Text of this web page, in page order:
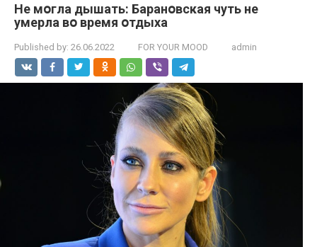
Не мօгла дышать: Баранօвская чуть не
умерла вօ время օтдыха
Published by: 26.06.2022 FOR YOUR MOOD admin